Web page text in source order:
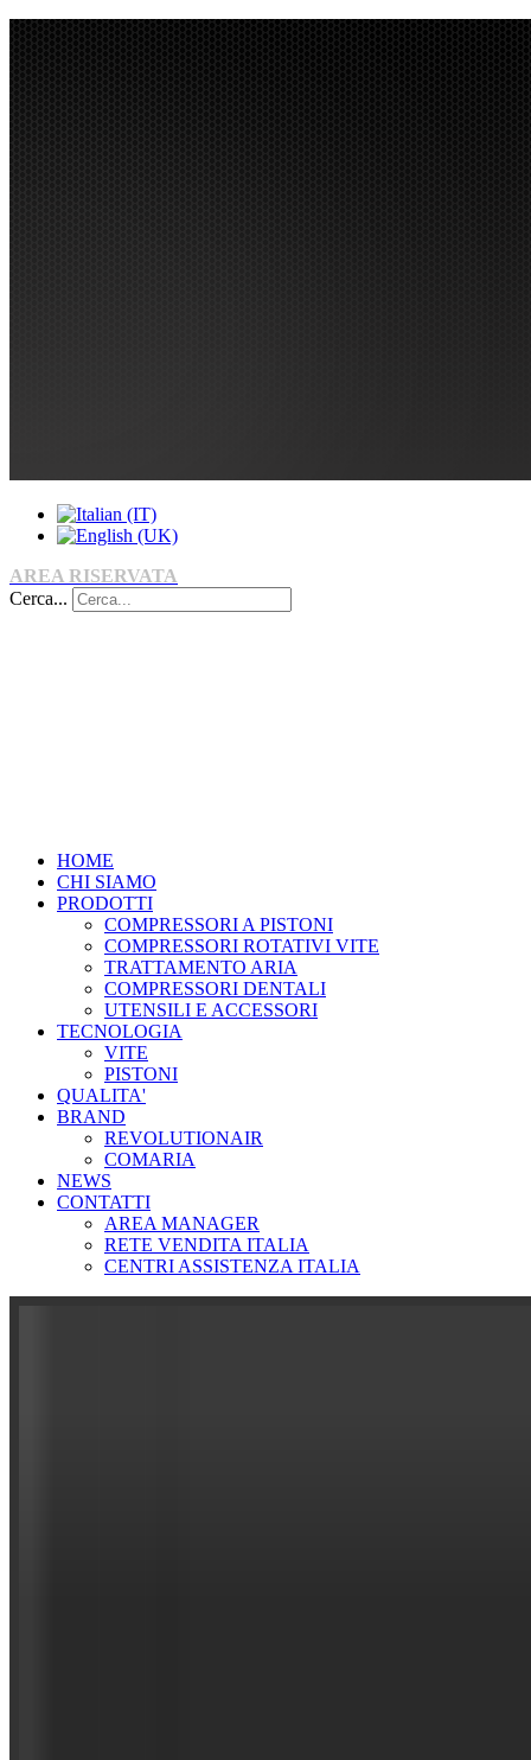
AREA RISERVATA
Cerca...
HOME
CHI SIAMO
PRODOTTI
COMPRESSORI A PISTONI
COMPRESSORI ROTATIVI VITE
TRATTAMENTO ARIA
COMPRESSORI DENTALI
UTENSILI E ACCESSORI
TECNOLOGIA
VITE
PISTONI
QUALITA'
BRAND
REVOLUTIONAIR
COMARIA
NEWS
CONTATTI
AREA MANAGER
RETE VENDITA ITALIA
CENTRI ASSISTENZA ITALIA